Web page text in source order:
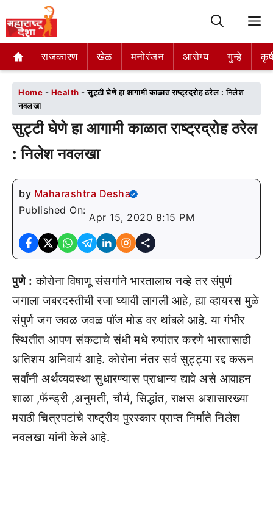
राजकारण खेळ मनोरंजन आरोग्य गुन्हे
राजकारण खेळ मनोरंजन आरोग्य गुन्हे
Home - Health -सुट्टी घेणे हा आगामी काळात राष्ट्रद्रोह ठरेल : निलेश
नवलखा
सुट्टी घेणे हा आगामी काळात राष्ट्रद्रोह ठरेल
: निलेश नवलखा
by Maharashtra Desha
Published On:
Apr 15, 2020 8:15 PM
पुणे : कोरोना विषाणू संसर्गाने भारतालाच नव्हे तर संपुर्ण
जगाला जबरदस्तीची रजा घ्यावी लागली आहे, ह्या व्हायरस मुळे
संपुर्ण जग जवळ जवळ पाॅज मोड वर थांबले आहे. या गंभीर
स्थितीत आपण संकटाचे संधी मधे रुपांतर करणे भारतासाठी
अतिशय अनिवार्य आहे. कोरोना नंतर सर्व सुट्ट्या रद्द करून
सर्वांनी अर्थव्यवस्था सुधारण्यास प्राधान्य द्यावे असे आवाहन
शाळा ,फॅन्ड्री ,अनुमती, चौर्य, सिद्धांत, राक्षस अशासारख्या
मराठी चित्रपटांचे राष्ट्रीय पुरस्कार प्राप्त निर्माते निलेश
नवलखा यांनी केले आहे.